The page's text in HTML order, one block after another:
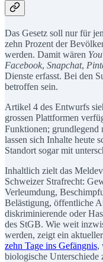
Das Gesetz soll nur für
zehn Prozent der
werden. Damit wären
Facebook, Snapchat,
Dienste erfasst. Bei den
betroffen sein.
Artikel 4 des Entwurfs
grossen Plattformen
Funktionen; grundlegend
lassen sich Inhalte heute
Standort sogar mit
Inhaltlich zielt das
Schweizer Strafrecht:
Verleumdung,
Belästigung, öffentliche
diskriminierende oder
des StGB. Wie weit
werden, zeigt ein
zehn Tage ins Gefängnis,
biologische Unterschiede